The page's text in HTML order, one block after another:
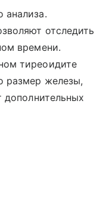
анализа.
отследить
времени.
тиреоидите
размер железы,
дополнительных